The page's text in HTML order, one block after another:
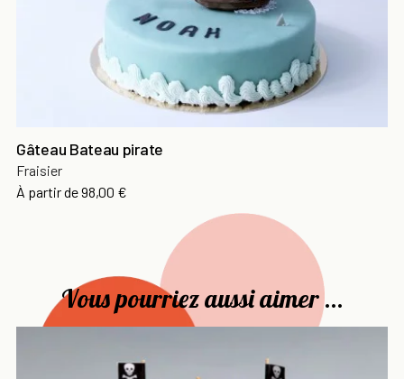
Gâteau Bateau pirate
Fraisier
À partir dePrix
98,00 €
Vous pourriez aussi aimer ...